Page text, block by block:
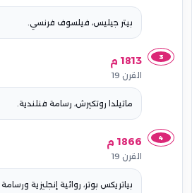
بيتر جيليس، فيلسوف فرنسي.
3 1813 م
القرن 19
ماتيلدا روتكيرش، رسامة فنلندية.
4 1866 م
القرن 19
بياتريكس بوتر، روائية إنجليزية